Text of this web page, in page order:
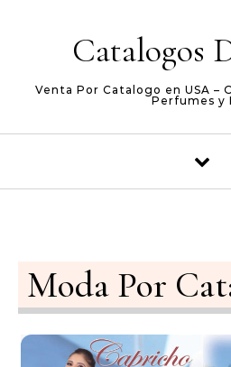
Catalogos
Venta Por Catalogo en USA –
Perfumes y
Moda Por